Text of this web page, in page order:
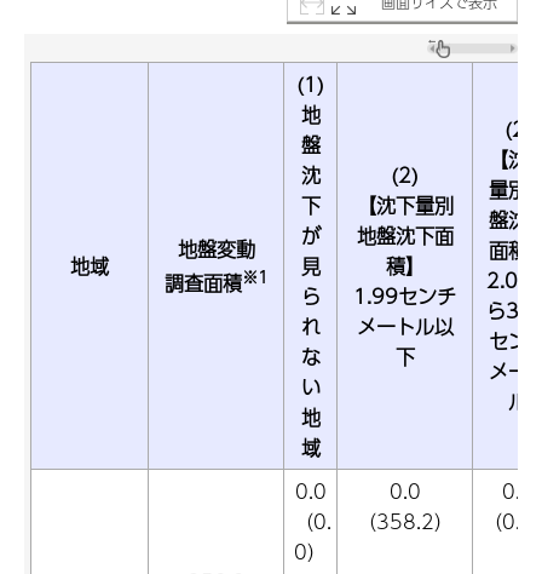
地域
地盤変動
調査面積※1
(1)
地
盤
沈
下
が
見
ら
れ
な
い
地
域
(2)
【沈下量別
地盤沈下面
積】
1.99センチ
メートル以
下
(2)
【沈
量別
盤沈
面積
2.00
ら
セン
メー
ル
0.0
（0.
0）
0.0
（358.2）
0.0
（0.0